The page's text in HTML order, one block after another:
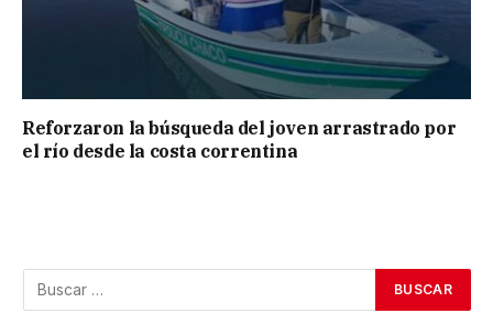
Reforzaron la búsqueda del joven arrastrado por
el río desde la costa correntina